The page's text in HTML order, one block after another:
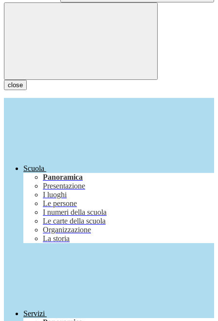
close
Scuola
Panoramica
Presentazione
I luoghi
Le persone
I numeri della scuola
Le carte della scuola
Organizzazione
La storia
Servizi